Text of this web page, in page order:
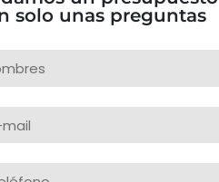
solo unas preguntas